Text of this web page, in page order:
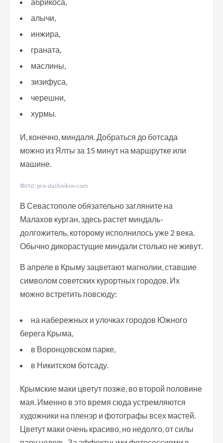
абрикоса,
алычи,
инжира,
граната,
маслины,
зизифуса,
черешни,
хурмы.
И, конечно, миндаля. Добраться до ботсада
можно из Ялты за 15 минут на маршрутке или
машине.
Фото: pro-dachnikov.com
В Севастополе обязательно загляните на
Малахов курган, здесь растет миндаль-
долгожитель, которому исполнилось уже 2 века.
Обычно дикорастущие миндали столько не живут.
В апреле в Крыму зацветают магнолии, ставшие
символом советских курортных городов. Их
можно встретить повсюду:
на набережных и улочках городов Южного
берега Крыма,
в Воронцовском парке,
в Никитском ботсаду.
Крымские маки цветут позже, во второй половине
мая. Именно в это время сюда устремляются
художники на пленэр и фотографы всех мастей.
Цветут маки очень красиво, но недолго, от силы